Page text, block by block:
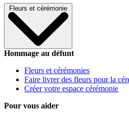
Fleurs et cérémonie
Hommage au défunt
Fleurs et cérémonies
Faire livrer des fleurs pour la
Créer votre espace cérémonie
Pour vous aider